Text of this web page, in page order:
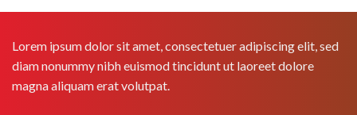
Lorem ipsum dolor sit amet, consectetuer adipiscing elit, sed
diam nonummy nibh euismod tincidunt ut laoreet dolore
magna aliquam erat volutpat.